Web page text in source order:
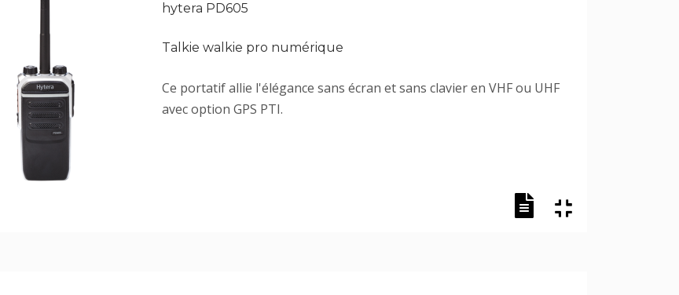
hytera PD605
Talkie walkie pro numérique
Ce portatif allie l'élégance sans écran et sans clavier en VHF ou UHF
avec option GPS PTI.